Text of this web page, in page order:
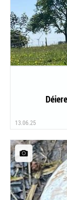
13.06.25